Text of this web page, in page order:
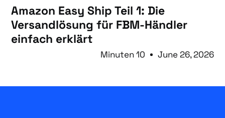
Amazon Easy Ship Teil 1: Die
Versandlösung für FBM-Händler
einfach erklärt
June 26, 2026
10 Minuten